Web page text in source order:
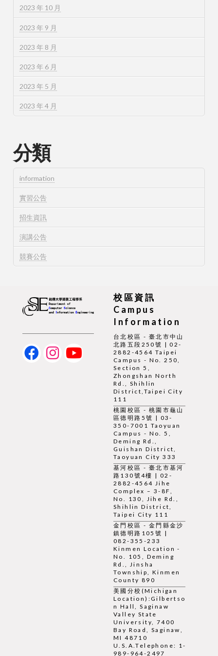
2023 年 10 月
2023 年 9 月
2023 年 8 月
2023 年 6 月
2023 年 5 月
2023 年 4 月
分類
information
實習公告
招生資訊
演講公告
競賽公告
校區資訊
Campus
Information
台北校區 - 臺北市中山
北路五段250號 | 02-
2882-4564 Taipei
Campus - No. 250,
Section 5,
Zhongshan North
Rd., Shihlin
District,Taipei City
111
桃園校區 - 桃園市龜山
區德明路5號 | 03-
350-7001 Taoyuan
Campus - No. 5,
Deming Rd.,
Guishan District,
Taoyuan City 333
基河校區 - 臺北市基河
路130號4樓 | 02-
2882-4564 Jihe
Complex – 3-8F,
No. 130, Jihe Rd.,
Shihlin District,
Taipei City 111
金門校區 - 金門縣金沙
鎮德明路105號 |
082-355-233
Kinmen Location -
No. 105, Deming
Rd., Jinsha
Township, Kinmen
County 890
美國分校(Michigan
Location):Gilbertso
n Hall, Saginaw
Valley State
University, 7400
Bay Road, Saginaw,
MI 48710
U.S.A.Telephone: 1-
989-964-2497